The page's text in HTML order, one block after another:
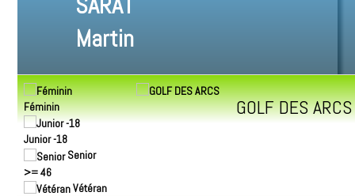
Féminin
Junior -18
Senior
>= 46
Vétéran
GOLF DES ARCS